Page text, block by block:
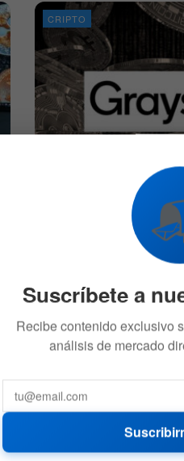
CRIPTO
para sus productos
2 DE ABRIL DE 2021
Suscríbete a
Recibe contenido exclusivo
análisis de mercado